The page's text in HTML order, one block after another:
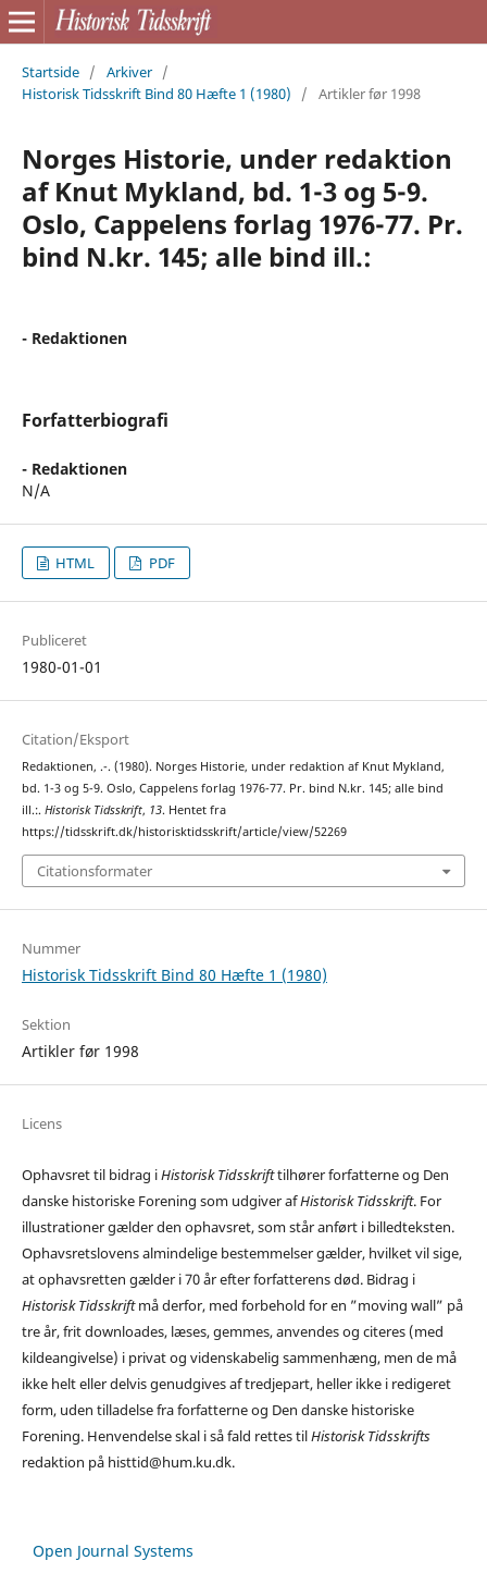
Startside / Arkiver /
Historisk Tidsskrift Bind 80 Hæfte 1 (1980)
/ Artikler før 1998
Norges Historie, under redaktion
af Knut Mykland, bd. 1-3 og 5-9.
Oslo, Cappelens forlag 1976-77. Pr.
bind N.kr. 145; alle bind ill.:
- Redaktionen
Forfatterbiografi
- Redaktionen
N/A
HTML PDF
Publiceret
1980-01-01
Citation/Eksport
Redaktionen, .-. (1980). Norges Historie, under redaktion af Knut Mykland,
bd. 1-3 og 5-9. Oslo, Cappelens forlag 1976-77. Pr. bind N.kr. 145; alle bind
ill.:. Historisk Tidsskrift, 13. Hentet fra
https://tidsskrift.dk/historisktidsskrift/article/view/52269
Citationsformater
Nummer
Historisk Tidsskrift Bind 80 Hæfte 1 (1980)
Sektion
Artikler før 1998
Licens
Ophavsret til bidrag iHistorisk Tidsskrifttilhører forfatterne og Den
danske historiske Forening som udgiver afHistorisk Tidsskrift. For
illustrationer gælder den ophavsret, som står anført i billedteksten.
Ophavsretslovens almindelige bestemmelser gælder, hvilket vil sige,
at ophavsretten gælder i 70 år efter forfatterens død. Bidrag i
Historisk Tidsskriftmå derfor, med forbehold for en ”moving wall” på
tre år, frit downloades, læses, gemmes, anvendes og citeres (med
kildeangivelse) i privat og videnskabelig sammenhæng, men de må
ikke helt eller delvis genudgives af tredjepart, heller ikke i redigeret
form, uden tilladelse fra forfatterne og Den danske historiske
Forening. Henvendelse skal i så fald rettes tilHistorisk Tidsskrifts
redaktion på histtid@hum.ku.dk.
Open Journal Systems